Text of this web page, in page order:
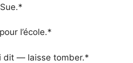
l’école.*
dit — laisse tomber.*